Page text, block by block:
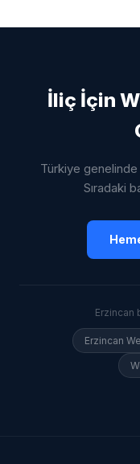
İliç İçin
Türkiye
Sıradaki
Erzincan
Erzincan